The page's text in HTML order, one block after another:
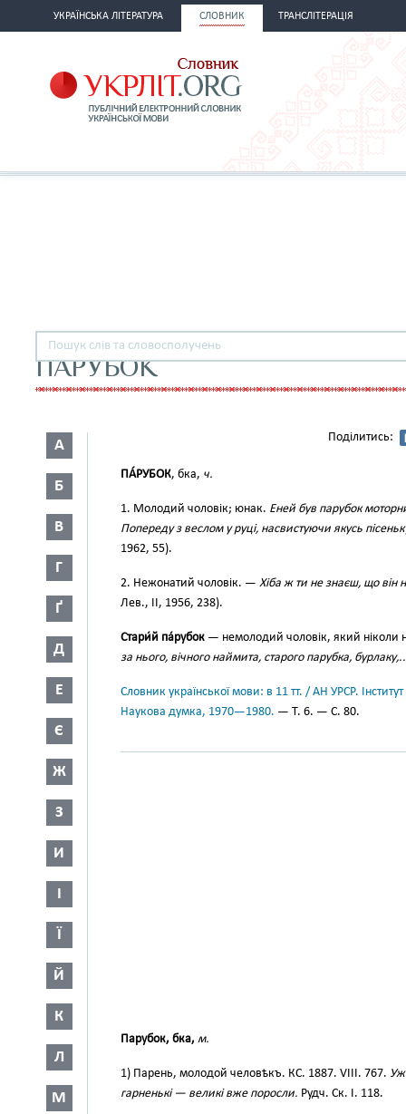
УКРАЇНСЬКА ЛІТЕРАТУРА СЛОВНИК ТРАНСЛІТЕРАЦІЯ
ПАРУБОК
А
Б
В
Г
Ґ
Д
Е
Є
Ж
З
И
І
Ї
Й
К
Л
М
Поділитись:
ПА́РУБОК, бка, ч.
1. Молодий чоловік; юнак. Еней був парубок
Попереду з веслом у руці, насвистуючи якусь
1962, 55).
2. Нежонатий чоловік. — Хіба ж ти не знаєш, що він
Лев., II, 1956, 238).
Стари́й па́рубок — немолодий чоловік, який
за нього, вічного наймита, старого парубка,
Словник української мови: в 11 тт. / АН УРСР.
Наукова думка, 1970—1980. — Т. 6. — С. 80.
Парубок, бка, м.
1) Парень, молодой человѣкъ. КС. 1887. VIII. 767.
гарненькі — великі вже поросли. Рудч. Ск. І. 118.